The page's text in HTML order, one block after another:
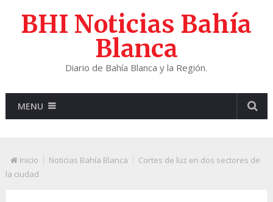
BHI Noticias Bahía
Blanca
Diario de Bahía Blanca y la Región.
MENU
Inicio Noticias Bahía Blanca
Cortes de luz en dos sectores de
la ciudad